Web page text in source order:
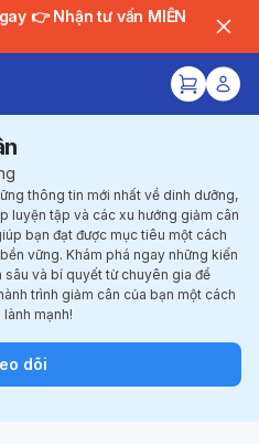
MIỄN
thông tin mới nhất về dinh dưỡng,
luyện tập và các xu hướng giảm cân
bạn đạt được mục tiêu một cách
vững. Khám phá ngay những kiến
sâu và bí quyết từ chuyên gia để
trình giảm cân của bạn một cách
mạnh!
dõi